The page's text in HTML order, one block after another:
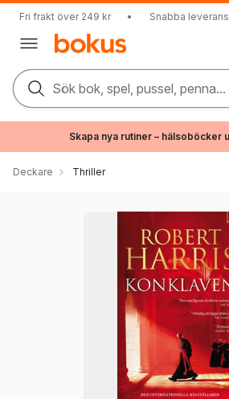
Fri frakt över 249 kr • Snabba
Sök bok, spel, pussel, penna...
Skapa nya rutiner – hälsoböcker
Deckare Thriller